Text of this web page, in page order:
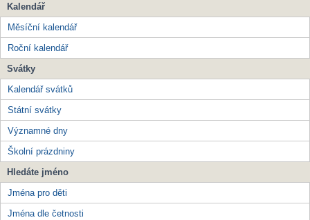
Kalendář
Měsíční kalendář
Roční kalendář
Svátky
Kalendář svátků
Státní svátky
Významné dny
Školní prázdniny
Hledáte jméno
Jména pro děti
Jména dle četnosti